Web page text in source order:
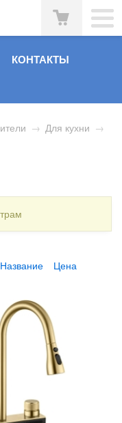
КОНТАКТЫ
→ Для кухни →
Название
Цена